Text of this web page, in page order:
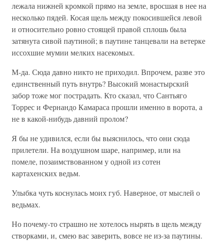
лежала нижней кромкой прямо на земле, вросшая в нее на
несколько пядей. Косая щель между покосившейся левой
и относительно ровно стоящей правой сплошь была
затянута сивой паутиной; в паутине танцевали на ветерке
иссохшие мумии мелких насекомых.
М-да. Сюда давно никто не приходил. Впрочем, разве это
единственный путь внутрь? Высокий монастырский
забор тоже мог пострадать. Кто сказал, что Сантьяго
Торрес и Фернандо Камараса прошли именно в ворота, а
не в какой-нибудь давний пролом?
Я бы не удивился, если бы выяснилось, что они сюда
прилетели. На воздушном шаре, например, или на
помеле, позаимствованном у одной из сотен
картахенских ведьм.
Улыбка чуть коснулась моих губ. Наверное, от мыслей о
ведьмах.
Но почему-то страшно не хотелось нырять в щель между
створками, и, смею вас заверить, вовсе не из-за паутины.